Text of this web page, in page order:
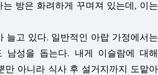
방은 화려하게 꾸며져 있는데, 이는
늘고 있다. 일반적인 아랍 가정에서는
성을 돕는다. 내게 이슬람에 대해
만 아니라 식사 후 설거지까지 도맡아